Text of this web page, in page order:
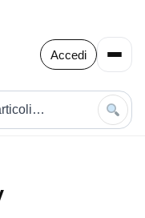
Accedi